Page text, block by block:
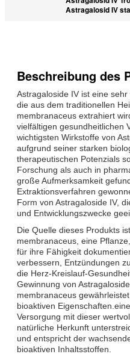
Astragalosid IV
Beschreibung des
Astragaloside IV ist eine
die aus dem traditionellen
membranaceus extrahiert
vielfältigen gesundheitlichen
wichtigsten Wirkstoffe von
aufgrund seiner starken
therapeutischen Potenzials
Forschung als auch in
große Aufmerksamkeit
Extraktionsverfahren
Form von Astragaloside IV,
und Entwicklungszwecke
Die Quelle dieses Produkts
membranaceus, eine
für ihre Fähigkeit
verbessern, Entzündungen
die Herz-Kreislauf-
Gewinnung von
membranaceus
bioaktiven
Versorgung mit dieser
natürliche Herkunft
und entspricht der
bioaktiven Inhaltsstoffen.